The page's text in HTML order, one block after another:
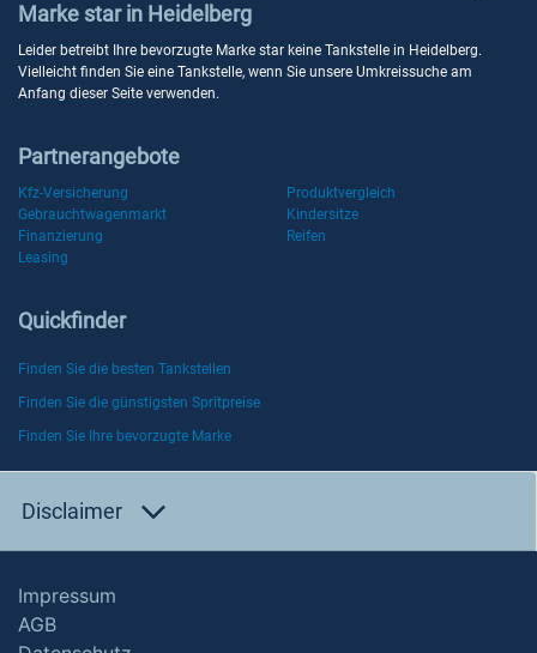
Marke star in Heidelberg
Leider betreibt Ihre bevorzugte Marke star keine Tankstelle in Heidelberg.
Vielleicht finden Sie eine Tankstelle, wenn Sie unsere Umkreissuche am
Anfang dieser Seite verwenden.
Partnerangebote
Kfz-Versicherung
Produktvergleich
Gebrauchtwagenmarkt
Kindersitze
Finanzierung
Reifen
Leasing
Quickfinder
Finden Sie die besten Tankstellen
Finden Sie die günstigsten Spritpreise
Finden Sie Ihre bevorzugte Marke
Disclaimer
Impressum
AGB